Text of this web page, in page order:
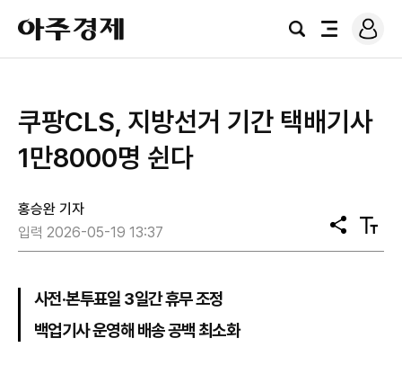
아
주
경
검
전
로
그
쿠팡CLS, 지방선거 기간 택배기사
1만8000명 쉰다
홍승완 기자
입력 2026-05-19 13:37
공
유
텍
스
사전·본투표일 3일간 휴무 조정
백업기사 운영해 배송 공백 최소화